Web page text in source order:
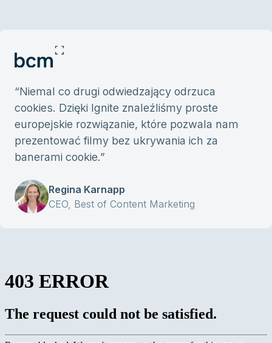
“Niemal co drugi odwiedzający odrzuca
cookies. Dzięki Ignite znaleźliśmy proste
europejskie rozwiązanie, które pozwala nam
prezentować filmy bez ukrywania ich za
banerami cookie.”
Regina Karnapp
CEO, Best of Content Marketing